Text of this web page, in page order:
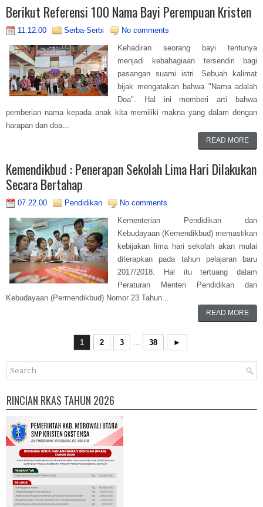
Berikut Referensi 100 Nama Bayi Perempuan Kristen
11.12.00 Serba-Serbi
No comments
Kehadiran seorang bayi tentunya
menjadi kebahagiaan tersendiri bagi
pasangan suami istri. Sebuah kalimat
bijak mengatakan bahwa "Nama adalah
Doa". Hal ini memberi arti bahwa
pemberian nama kepada anak kita memiliki makna yang dalam dengan
harapan dan doa...
READ MORE
Kemendikbud : Penerapan Sekolah Lima Hari Dilakukan
Secara Bertahap
07.22.00 Pendidikan
No comments
Kementerian Pendidikan dan
Kebudayaan (Kemendikbud) memastikan
kebijakan lima hari sekolah akan mulai
diterapkan pada tahun pelajaran baru
2017/2018. Hal itu tertuang dalam
Peraturan Menteri Pendidikan dan
Kebudayaan (Permendikbud) Nomor 23 Tahun...
READ MORE
1 2 3 ... 38 ►
RINCIAN RKAS TAHUN 2026